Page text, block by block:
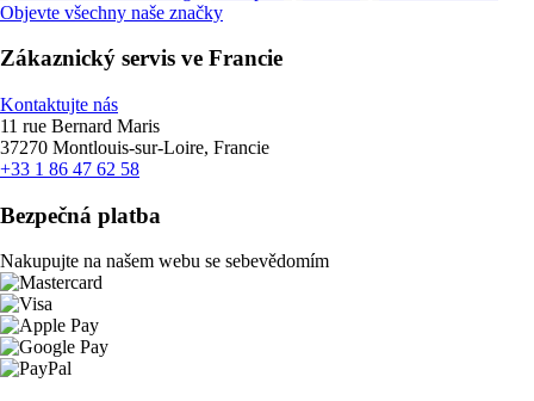
Objevte všechny naše značky
Zákaznický servis ve Francie
Kontaktujte nás
11 rue Bernard Maris
37270 Montlouis-sur-Loire, Francie
+33 1 86 47 62 58
Bezpečná platba
Nakupujte na našem webu se sebevědomím